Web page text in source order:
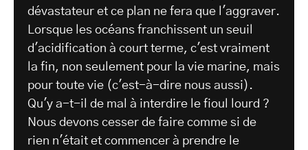
dévastateur et ce plan ne fera que l'aggraver.
Lorsque les océans franchissent un seuil
d'acidification à court terme, c'est vraiment
la fin, non seulement pour la vie marine, mais
pour toute vie (c'est-à-dire nous aussi).
Qu'y a-t-il de mal à interdire le fioul lourd ?
Nous devons cesser de faire comme si de
rien n'était et commencer à prendre le